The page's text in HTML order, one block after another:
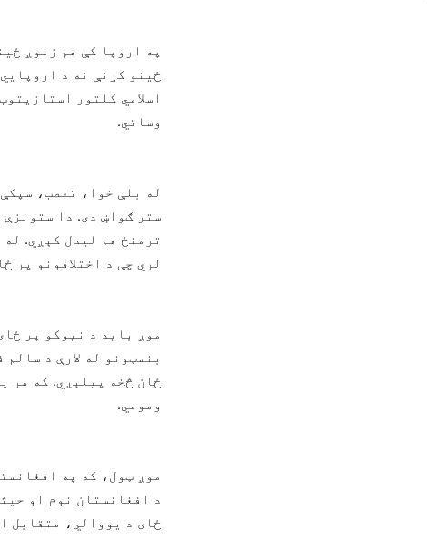
په اروپا کې هم زموږ
ځینو کړنې نه د
اسلامي کلتور
وساتي.
له بلې خوا، تعصب،
ستر ګواښ دی. دا
ترمنځ هم لیدل کېږي.
لري چې د اختلافونو پر
موږ باید د نیوکو پر
بنسټونو له لارې د
ځان څخه پیلېږي. که هر
ومومي.
موږ ټول، که په
د افغانستان نوم او
ځای د یووالي، متقابل